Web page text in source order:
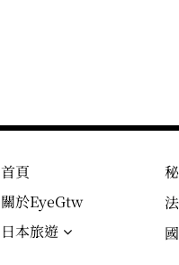
首頁
關於EyeGtw
日本旅遊